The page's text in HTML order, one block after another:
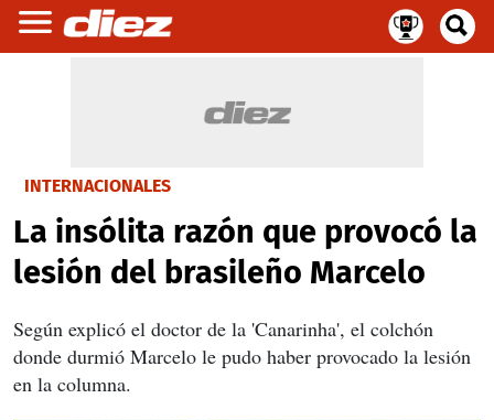
INTERNACIONALES
La insólita razón que provocó la
lesión del brasileño Marcelo
Según explicó el doctor de la 'Canarinha', el colchón
donde durmió Marcelo le pudo haber provocado la lesión
en la columna.